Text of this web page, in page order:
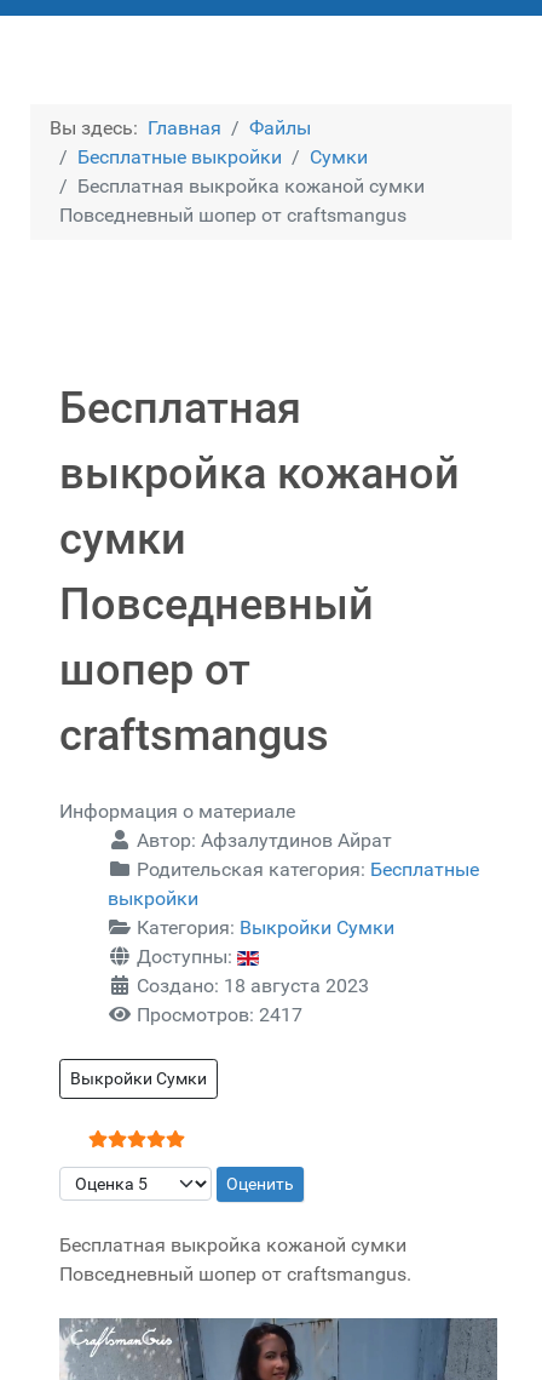
Вы здесь: Главная
Файлы
Бесплатные выкройки
Сумки
Бесплатная выкройка кожаной сумки
Повседневный шопер от craftsmangus
Бесплатная
выкройка кожаной
сумки
Повседневный
шопер от
craftsmangus
Информация о материале
Автор: Афзалутдинов Айрат
Родительская категория: Бесплатные
выкройки
Категория: Выкройки Сумки
Доступны:
Создано: 18 августа 2023
Просмотров: 2417
Выкройки Сумки
Рейтинг:5/5
Пожалуйста, оцените
Бесплатная выкройка кожаной сумки
Повседневный шопер от craftsmangus.